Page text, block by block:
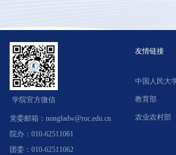
学院官方微信
党委邮箱：nongfadw@ruc.edu.cn
院办：010-62511061
团委：010-62511062
友情链接
中国人民大
教育部
农业农村部